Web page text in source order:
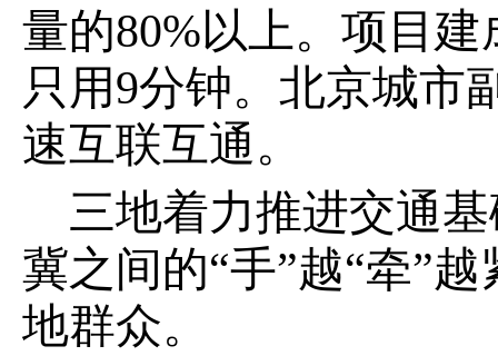
量的80%以上。项目
只用9分钟。北京城市
速互联互通。
三地着力推进交通
冀之间的“手”越“牵”
地群众。